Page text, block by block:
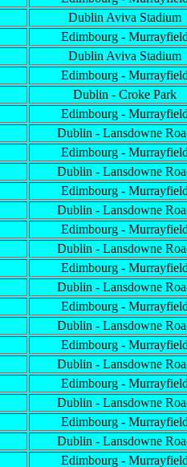
Dublin Aviva Stadium
Edimbourg -
Dublin Aviva Stadium
Edimbourg -
Dublin - Croke Park
Edimbourg -
Dublin - Lansdowne
Edimbourg -
Dublin - Lansdowne
Edimbourg -
Dublin - Lansdowne
Edimbourg -
Dublin - Lansdowne
Edimbourg -
Dublin - Lansdowne
Edimbourg -
Dublin - Lansdowne
Edimbourg -
Dublin - Lansdowne
Edimbourg -
Dublin - Lansdowne
Edimbourg -
Dublin - Lansdowne
Edimbourg -